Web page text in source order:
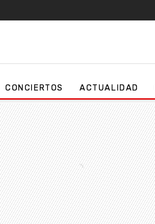
CONCIERTOS ACTUALIDAD